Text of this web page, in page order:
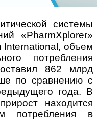
системы
«PharmXplorer»
International, объем
потребления
862 млрд
по сравнению с
года. В
находится
потребления в